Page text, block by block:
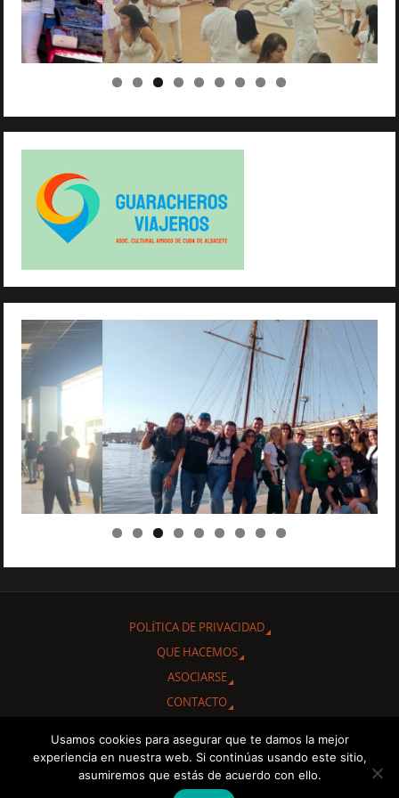
POLÍTICA DE PRIVACIDAD
QUE HACEMOS
ASOCIARSE
CONTACTO
Gracias por interesarte en conocer nuestra Asociación Cultural
"Amigos de Cuba de Albacete.
Usamos cookies para asegurar que te damos la mejor
experiencia en nuestra web. Si continúas usando este sitio,
asumiremos que estás de acuerdo con ello.